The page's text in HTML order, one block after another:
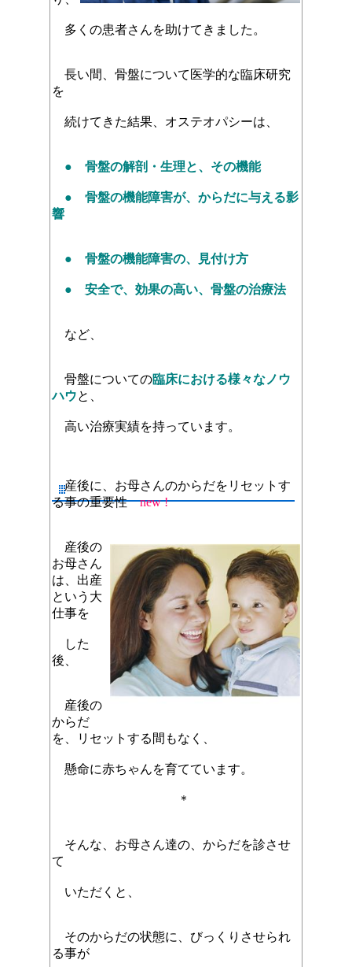
多くの患者さんを助けてきました。
長い間、骨盤について医学的な臨床研究
を
続けてきた結果、オステオパシーは、
● 骨盤の解剖・生理と、その機能
● 骨盤の機能障害が、からだに与える影
響
● 骨盤の機能障害の、見付け方
● 安全で、効果の高い、骨盤の治療法
など、
骨盤についての臨床における様々なノウ
ハウと、
高い治療実績を持っています。
産後に、お母さんのからだをリセットす
る事の重要性new !
産後の
お母さん
は、出産
という大
仕事を
した
後、
産後の
からだ
を、リセットする間もなく、
懸命に赤ちゃんを育てています。
＊
そんな、お母さん達の、からだを診させ
て
いただくと、
そのからだの状態に、びっくりさせられ
る事が